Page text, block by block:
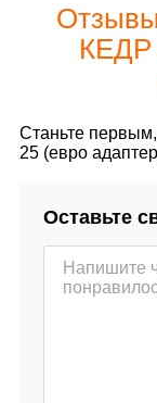
Отзывы
КЕДР
Станьте
25 (евро
Оставьте